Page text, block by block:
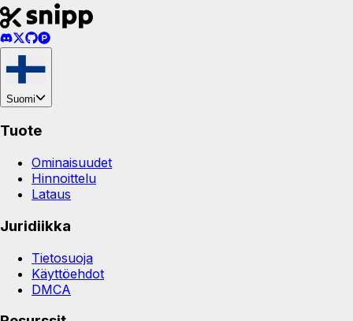
Suomi
Tuote
Ominaisuudet
Hinnoittelu
Lataus
Juridiikka
Tietosuoja
Käyttöehdot
DMCA